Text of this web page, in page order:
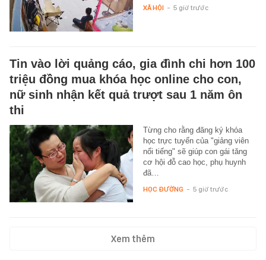
XÃ HỘI - 5 giờ trước
Tin vào lời quảng cáo, gia đình chi hơn 100
triệu đồng mua khóa học online cho con,
nữ sinh nhận kết quả trượt sau 1 năm ôn
thi
Từng cho rằng đăng ký khóa
học trực tuyến của "giảng viên
nổi tiếng" sẽ giúp con gái tăng
cơ hội đỗ cao học, phụ huynh
đã…
HỌC ĐƯỜNG - 5 giờ trước
Xem thêm